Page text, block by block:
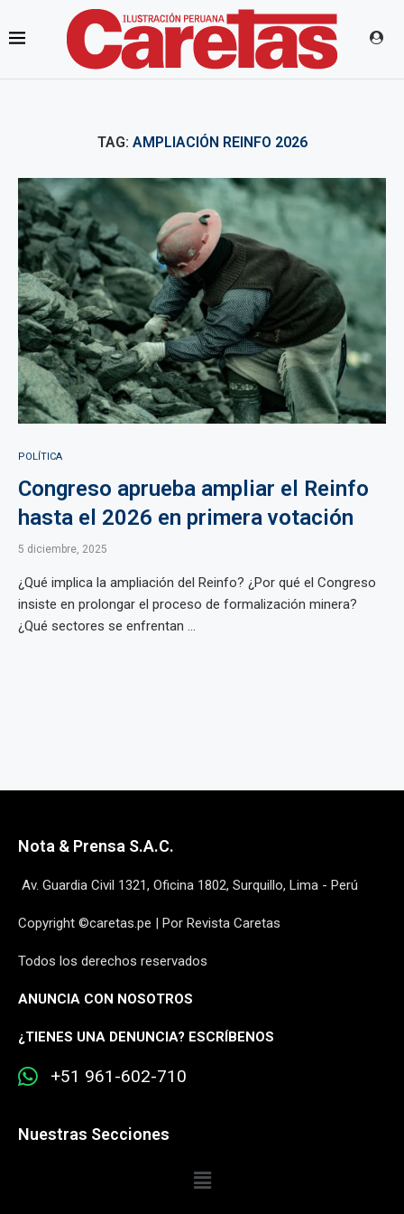
TAG: AMPLIACIÓN REINFO 2026
POLÍTICA
Congreso aprueba ampliar el Reinfo
hasta el 2026 en primera votación
5 diciembre, 2025
¿Qué implica la ampliación del Reinfo? ¿Por qué el Congreso
insiste en prolongar el proceso de formalización minera?
¿Qué sectores se enfrentan ...
Nota & Prensa S.A.C.
Av. Guardia Civil 1321, Oficina 1802, Surquillo, Lima - Perú
Copyright ©caretas.pe | Por Revista Caretas
Todos los derechos reservados
ANUNCIA CON NOSOTROS
¿TIENES UNA DENUNCIA? ESCRÍBENOS
+51 961-602-710
Nuestras Secciones